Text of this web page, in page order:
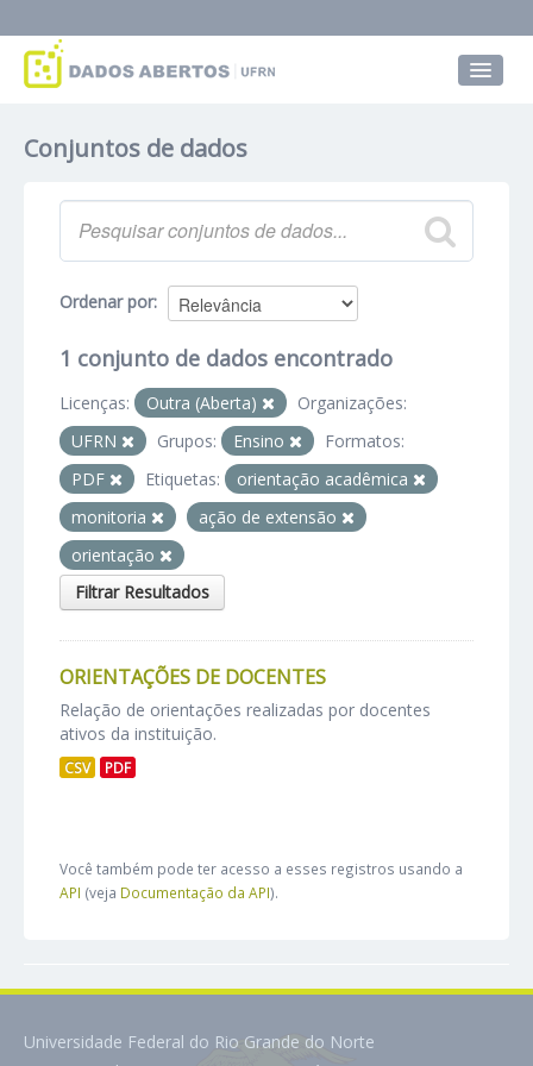
Grupos
Sobre
Conjuntos de dados
Ordenar por
1 conjunto de dados encontrado
Licenças: Outra (Aberta)
Organizações:
UFRN
Grupos: Ensino
Formatos:
PDF
Etiquetas:
orientação acadêmica
monitoria
ação de extensão
orientação
Filtrar Resultados
ORIENTAÇÕES DE DOCENTES
Relação de orientações realizadas por docentes
ativos da instituição.
CSV PDF
Você também pode ter acesso a esses registros usando a
API (veja Documentação da API).
Universidade Federal do Rio Grande do Norte